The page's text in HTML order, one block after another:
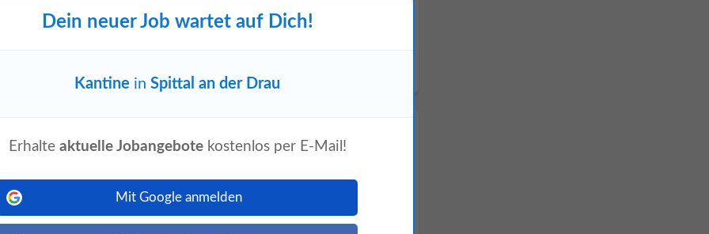
gute Verkehrsanbindung
Großes...
Jetzt ansehen
Getränke • Sportangebote
•
Kantine• Angebot an
Dein neuer Job wartet auf Dich!
Kantine in Spittal an der Drau
Erhalte aktuelle Jobangebotekostenlos per E-Mail!
Mit Google anmelden